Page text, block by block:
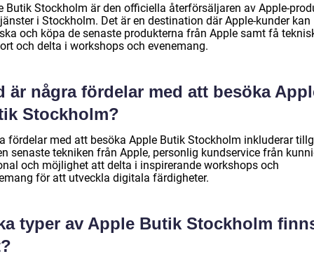
Butik Stockholm är den officiella återförsäljaren av Apple-
i Stockholm. Det är en destination där Apple-kunder kan
och köpa de senaste produkterna från Apple samt få
och delta i workshops och evenemang.
är några fördelar med att besöka
Stockholm?
fördelar med att besöka Apple Butik Stockholm inkluderar
senaste tekniken från Apple, personlig kundservice från
och möjlighet att delta i inspirerande workshops och
för att utveckla digitala färdigheter.
typer av Apple Butik Stockholm